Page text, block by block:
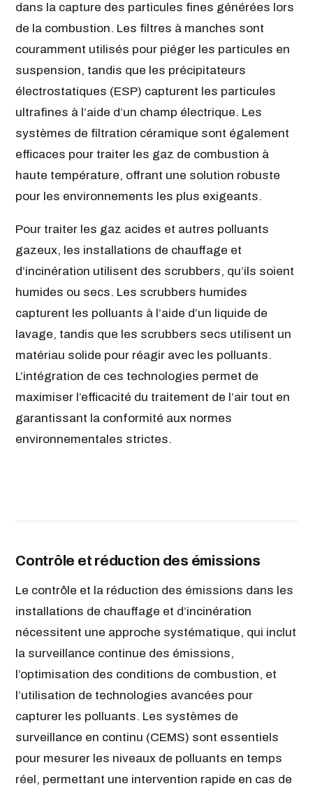
dans la capture des particules fines générées lors
de la combustion. Les filtres à manches sont
couramment utilisés pour piéger les particules en
suspension, tandis que les précipitateurs
électrostatiques (ESP) capturent les particules
ultrafines à l’aide d’un champ électrique. Les
systèmes de filtration céramique sont également
efficaces pour traiter les gaz de combustion à
haute température, offrant une solution robuste
pour les environnements les plus exigeants.
Pour traiter les gaz acides et autres polluants
gazeux, les installations de chauffage et
d’incinération utilisent des scrubbers, qu’ils soient
humides ou secs. Les scrubbers humides
capturent les polluants à l’aide d’un liquide de
lavage, tandis que les scrubbers secs utilisent un
matériau solide pour réagir avec les polluants.
L’intégration de ces technologies permet de
maximiser l’efficacité du traitement de l’air tout en
garantissant la conformité aux normes
environnementales strictes.
Contrôle et réduction des émissions
Le contrôle et la réduction des émissions dans les
installations de chauffage et d’incinération
nécessitent une approche systématique, qui inclut
la surveillance continue des émissions,
l’optimisation des conditions de combustion, et
l’utilisation de technologies avancées pour
capturer les polluants. Les systèmes de
surveillance en continu (CEMS) sont essentiels
pour mesurer les niveaux de polluants en temps
réel, permettant une intervention rapide en cas de